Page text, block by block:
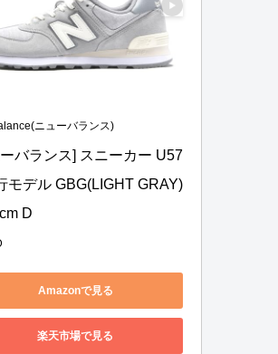
ニューバランス)
バランス] スニーカー U57
モデル GBG(LIGHT GRAY)
D
Amazonで見る
楽天市場で見る